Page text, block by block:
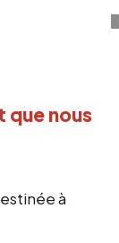
que nous
à